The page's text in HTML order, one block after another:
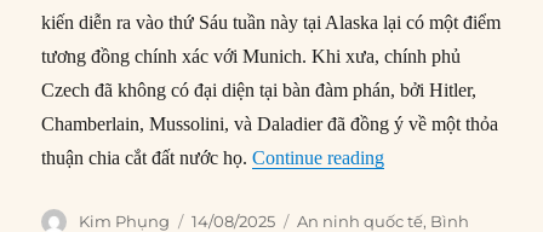
kiến diễn ra vào thứ Sáu tuần này tại Alaska lại có một điểm
tương đồng chính xác với Munich. Khi xưa, chính phủ
Czech đã không có đại diện tại bàn đàm phán, bởi Hitler,
Chamberlain, Mussolini, và Daladier đã đồng ý về một thỏa
thuận chia cắt đất nước họ.Continue reading“Trump, Putin, và
Author
Kim Phụng
Posted
14/08/2025 Categories
An ninh quốc tế, Bình